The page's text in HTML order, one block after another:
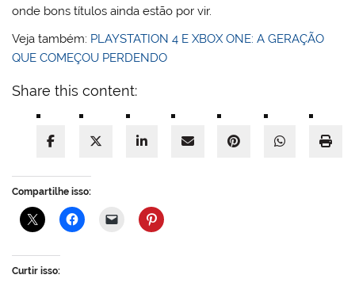
onde bons títulos ainda estão por vir.
Veja também: PLAYSTATION 4 E XBOX ONE: A GERAÇÃO
QUE COMEÇOU PERDENDO
Share this content:
Compartilhe isso:
Curtir isso: